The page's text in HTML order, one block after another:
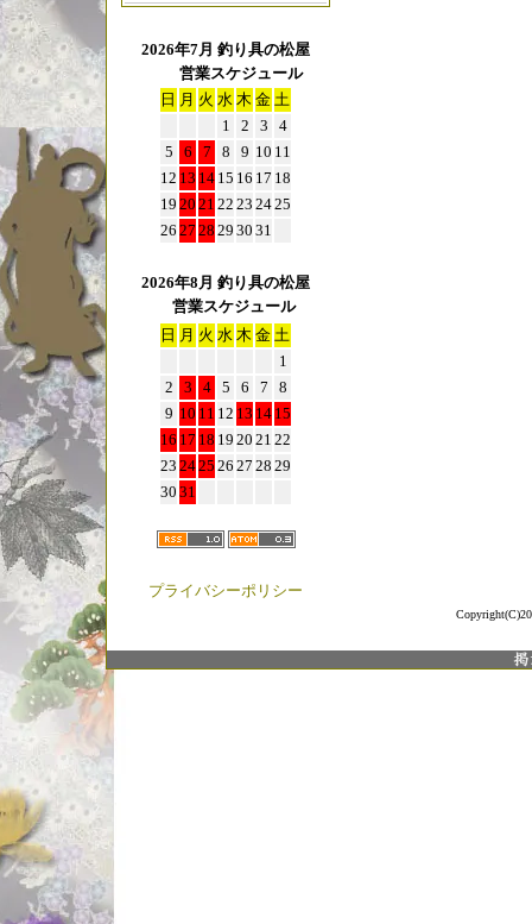
2026年7月 釣り具の松屋
営業スケジュール
日 月 火 水 木 金 土
1
2 3
4
5
6 7 8 9 10 11
12 13 14 15 16 17 18
19 20 21 22 23 2425
26 27 28 29 30 31
2026年8月 釣り具の松屋
営業スケジュール
日 月 火 水 木 金 土
1
2
3 4 5 6 7
8
9 10 11 12 13 14 15
16 17 18 19 20 21 22
23 2425 26 27 28 29
30 31
プライバシーポリシー